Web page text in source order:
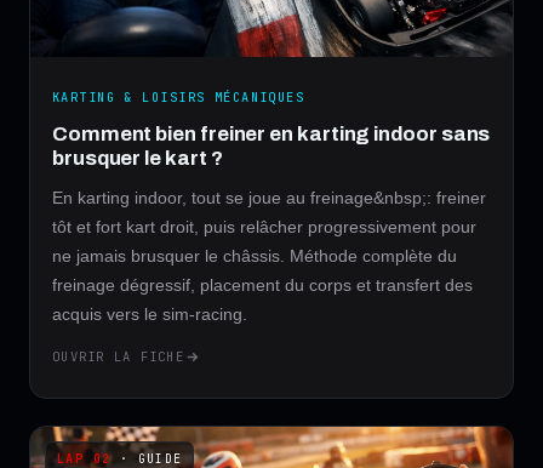
KARTING & LOISIRS MÉCANIQUES
Comment bien freiner en karting indoor sans
brusquer le kart ?
En karting indoor, tout se joue au freinage&nbsp;: freiner
tôt et fort kart droit, puis relâcher progressivement pour
ne jamais brusquer le châssis. Méthode complète du
freinage dégressif, placement du corps et transfert des
acquis vers le sim-racing.
OUVRIR LA FICHE
· GUIDE